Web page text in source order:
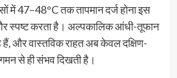
में 47–48°C तक तापमान दर्ज होना इस
और स्पष्ट करता है। अल्पकालिक आंधी-तूफान
हैं, और वास्तविक राहत अब केवल दक्षिण-
से ही संभव दिखती है।